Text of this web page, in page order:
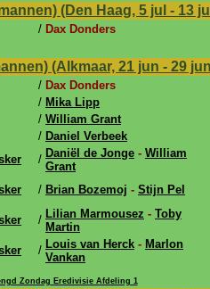
(Den Haag, 5 jul - 13
/ Dax Donders
(Alkmaar, 21 jun - 29
/ Dax Donders
/ Mika Lipp
/ William Grant
/ Daniel Verbeek
/ Daniël de Jonge - William
Grant
/ Brian Bozemoj - Stijn Pel
/ Lilian Marmousez - Toby
Martin
/ Louis van Herck - Marlon
Vankan
Zondag Eredivisie Afdeling 1